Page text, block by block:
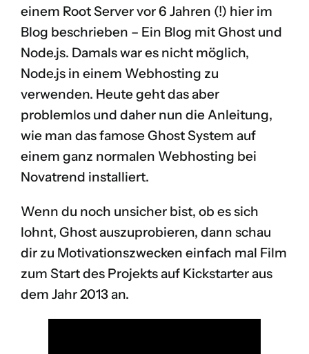
einem Root Server vor 6 Jahren (!) hier im
Blog beschrieben – Ein Blog mit Ghost und
Node.js. Damals war es nicht möglich,
Node.js in einem Webhosting zu
verwenden. Heute geht das aber
problemlos und daher nun die Anleitung,
wie man das famose Ghost System auf
einem ganz normalen Webhosting bei
Novatrend installiert.
Wenn du noch unsicher bist, ob es sich
lohnt, Ghost auszuprobieren, dann schau
dir zu Motivationszwecken einfach mal Film
zum Start des Projekts auf Kickstarteraus
dem Jahr 2013 an.